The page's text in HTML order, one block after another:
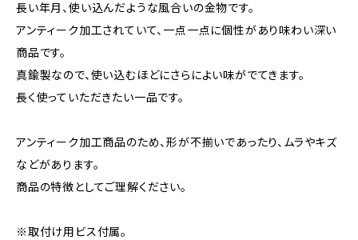
長い年月、使い込んだような風合いの金物です。
アンティーク加工されていて、一点一点に個性があり味わい深い
商品です。
真鍮製なので、使い込むほどにさらによい味がでてきます。
長く使っていただきたい一品です。
アンティーク加工商品のため、形が不揃いであったり、ムラやキズ
などがあります。
商品の特徴としてご理解ください。
※取付け用ビス付属。